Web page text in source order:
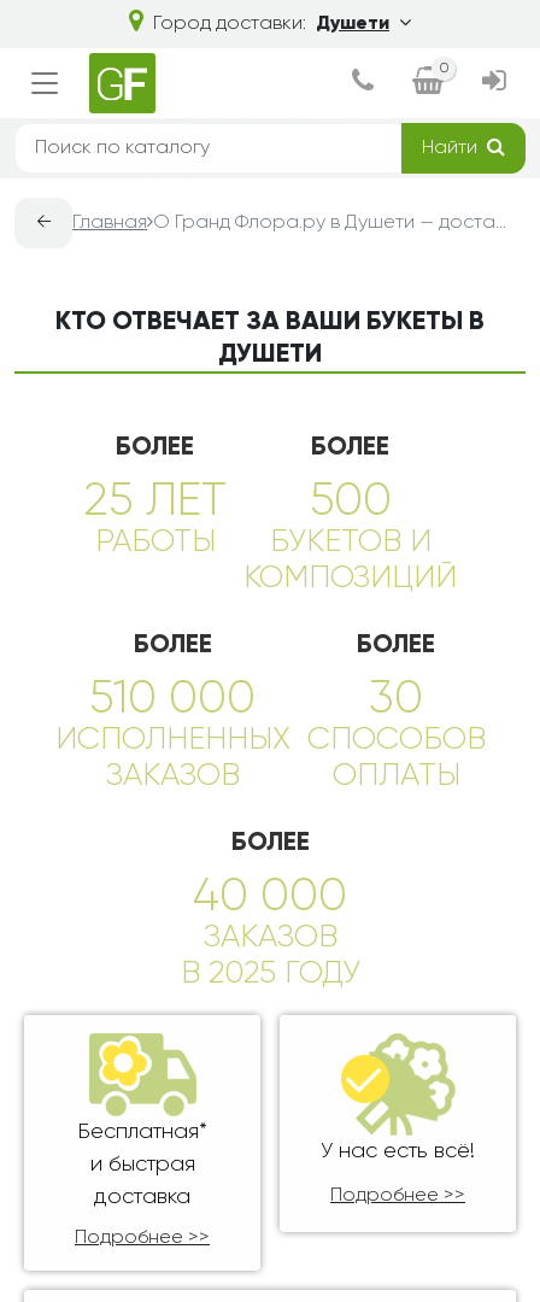
Город доставки: Душети
0
Найти
← Главная О Гранд Флора.ру в Душети — доставка букетов из цветов
КТО ОТВЕЧАЕТ ЗА ВАШИ БУКЕТЫ В
ДУШЕТИ
БОЛЕЕ
25 ЛЕТ
РАБОТЫ
БОЛЕЕ
500
БУКЕТОВ И
КОМПОЗИЦИЙ
БОЛЕЕ
510 000
ИСПОЛНЕННЫХ
ЗАКАЗОВ
БОЛЕЕ
30
СПОСОБОВ
ОПЛАТЫ
БОЛЕЕ
40 000
ЗАКАЗОВ
В 2025 ГОДУ
Бесплатная*
и быстрая
доставка
Подробнее >>
У нас есть всё!
Подробнее >>